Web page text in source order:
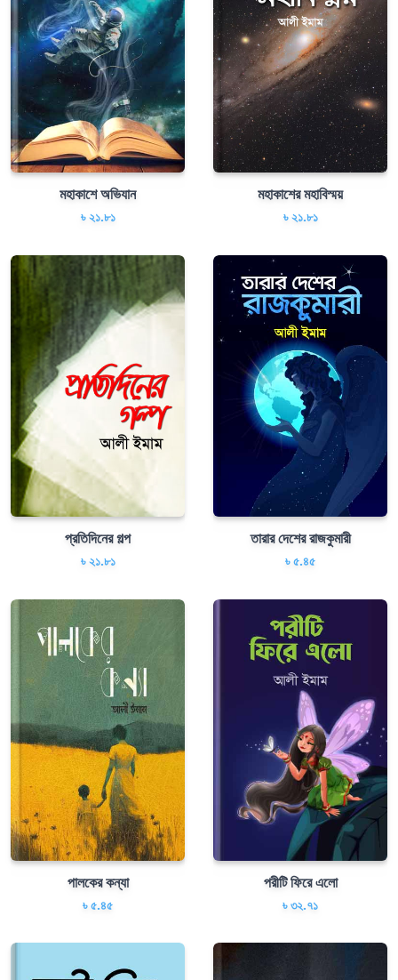
মহাকাশে অভিযান
৳ ২১.৮১
মহাকাশের মহাবিস্ময়
৳ ২১.৮১
প্রতিদিনের গল্প
৳ ২১.৮১
তারার দেশের রাজকুমারী
৳ ৫.৪৫
পালকের কন্যা
৳ ৫.৪৫
পরীটি ফিরে এলো
৳ ৩২.৭১